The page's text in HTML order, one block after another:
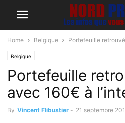
Home Belgique Portefeuille
Belgique
Portefeuille
avec 160€ à
By Vincent Flibustier - 21 septembre